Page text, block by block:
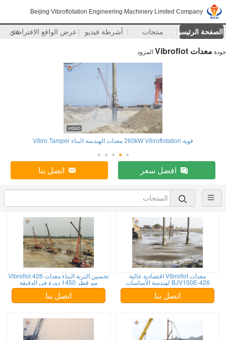
Beijing Vibroflotation Engineering Machinery Limited Company
الصفحة الرئيسية منتجات أشرطة فيديو عرض الواقع الافتراضي
>>
جودة معدات Vibroflot المزود
قوية 260kW Vibroflotation معدات الهندسة البناء Vibro Tamper
افضل سعر اتصل بنا
تحسين التربة البناء معدات Vibroflot 426
مم قطر 1450 دورة في الدقيقة
اتصل بنا
معدات Vibroflot اقتصادية عالية
BJV100E-426 لهندسة الأساسات
اتصل بنا